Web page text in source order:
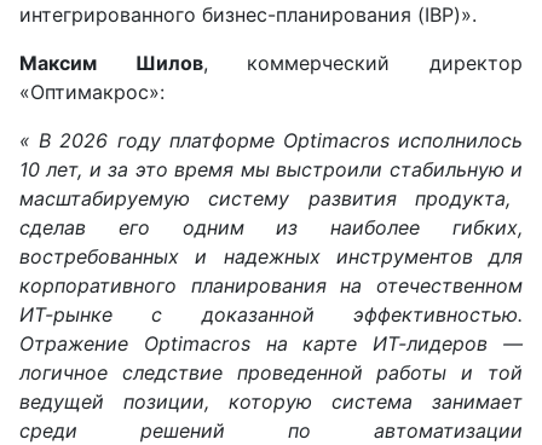
интегрированного бизнес-планирования (IBP)».
Максим Шилов, коммерческий директор
«Оптимакрос»:
« В 2026 году платформе Optimacros исполнилось
10 лет, и за это время мы выстроили стабильную и
масштабируемую систему развития продукта,
сделав его одним из наиболее гибких,
востребованных и надежных инструментов для
корпоративного планирования на отечественном
ИТ-рынке с доказанной эффективностью.
Отражение Optimacros на карте ИТ-лидеров —
логичное следствие проведенной работы и той
ведущей позиции, которую система занимает
среди решений по автоматизации